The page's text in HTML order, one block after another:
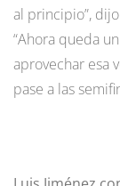
al principio”,
“Ahora queda
aprovechar esa
pase a las